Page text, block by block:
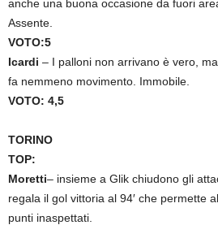
anche una buona occasione da fuori
Assente.
VOTO:5
Icardi – I palloni non arrivano è vero,
fa nemmeno movimento. Immobile.
VOTO: 4,5
TORINO
TOP:
Moretti– insieme a Glik chiudono gli
regala il gol vittoria al 94′ che permette
punti inaspettati.